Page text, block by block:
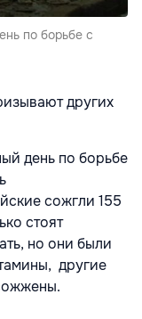
по борьбе с
других
день по борьбе
сожгли 155
стоят
но они были
другие